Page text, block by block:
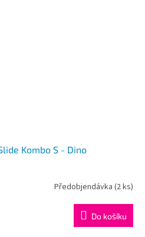
Kombo S - Dino
Předobjendávka(2 ks)
Do košíku